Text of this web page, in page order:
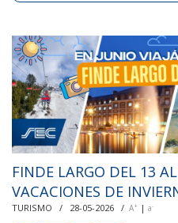
FINDE LARGO DEL 13
VACACIONES DE
TURISMO / 28-05-2026 / A+ | a-